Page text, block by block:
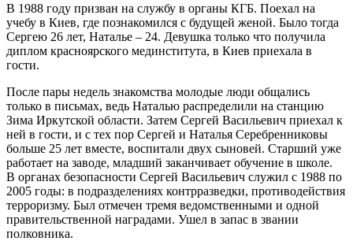
В 1988 году призван на службу в органы КГБ. Поехал на
учебу в Киев, где познакомился с будущей женой. Было тогда
Сергею 26 лет, Наталье – 24. Девушка только что получила
диплом красноярского мединститута, в Киев приехала в
гости.
После пары недель знакомства молодые люди общались
только в письмах, ведь Наталью распределили на станцию
Зима Иркутской области. Затем Сергей Васильевич приехал к
ней в гости, и с тех пор Сергей и Наталья Серебренниковы
больше 25 лет вместе, воспитали двух сыновей. Старший уже
работает на заводе, младший заканчивает обучение в школе.
В органах безопасности Сергей Васильевич служил с 1988 по
2005 годы: в подразделениях контрразведки, противодействия
терроризму. Был отмечен тремя ведомственными и одной
правительственной наградами. Ушел в запас в звании
полковника.